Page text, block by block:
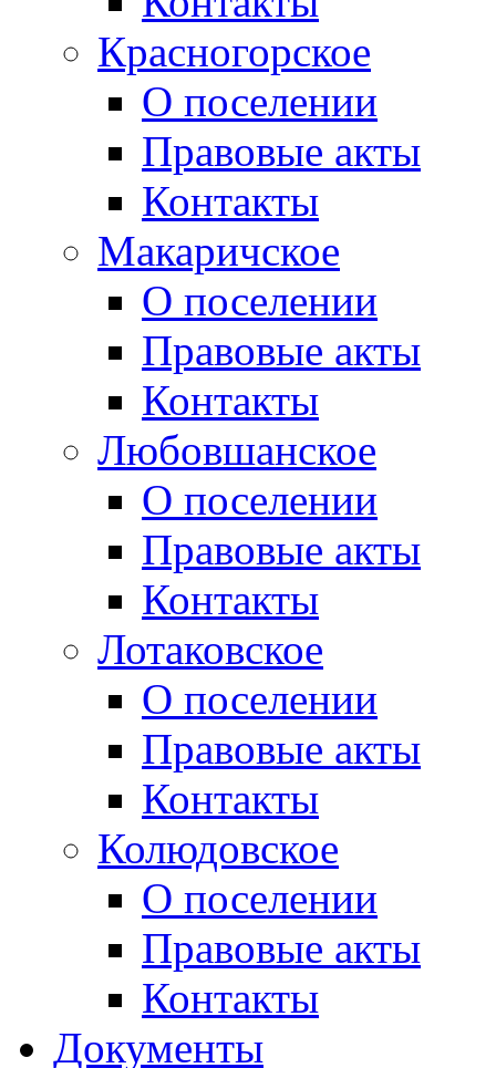
Красногорское
О поселении
Правовые акты
Контакты
Макаричское
О поселении
Правовые акты
Контакты
Любовшанское
О поселении
Правовые акты
Контакты
Лотаковское
О поселении
Правовые акты
Контакты
Колюдовское
О поселении
Правовые акты
Контакты
Документы